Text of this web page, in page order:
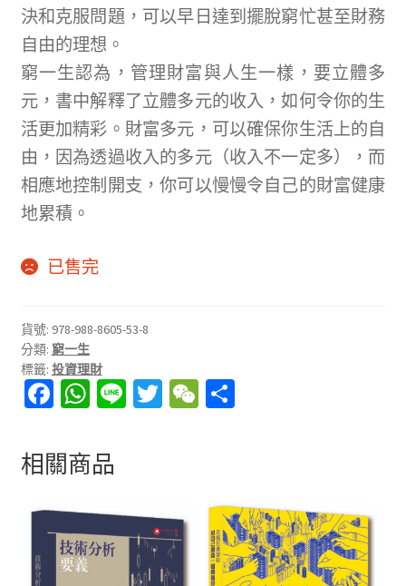
決和克服問題，可以早日達到擺脫窮忙甚至財務
自由的理想。
窮一生認為，管理財富與人生一樣，要立體多
元，書中解釋了立體多元的收入，如何令你的生
活更加精彩。財富多元，可以確保你生活上的自
由，因為透過收入的多元（收入不一定多），而
相應地控制開支，你可以慢慢令自己的財富健康
地累積。
已售完
貨號: 978-988-8605-53-8
分類: 窮一生
標籤: 投資理財
Fa
b
o
o
k
W
at
sA
p
p
Li T W
at
分
相關商品